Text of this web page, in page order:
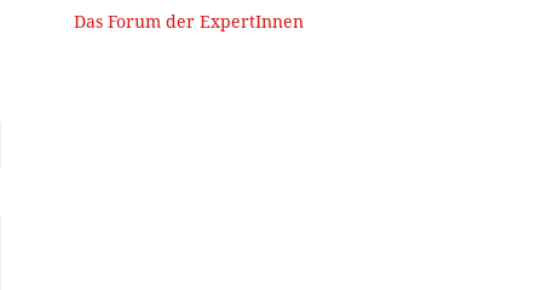
Das Forum der ExpertInnen